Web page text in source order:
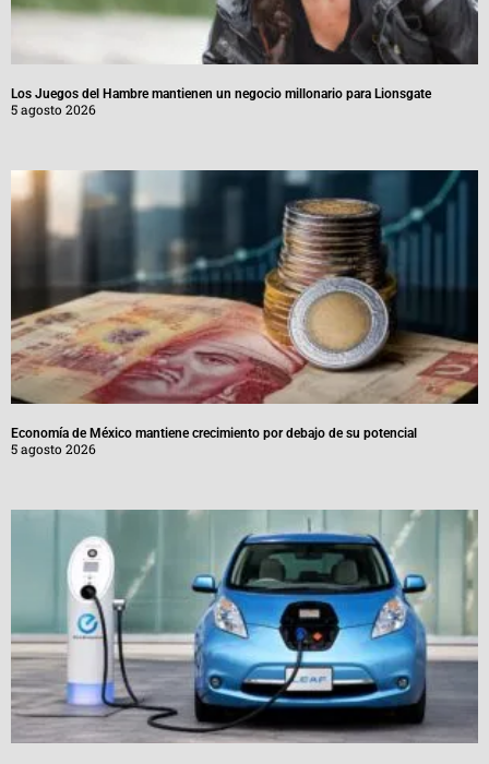
Los Juegos del Hambre mantienen un negocio millonario para Lionsgate
5 agosto 2026
Economía de México mantiene crecimiento por debajo de su potencial
5 agosto 2026